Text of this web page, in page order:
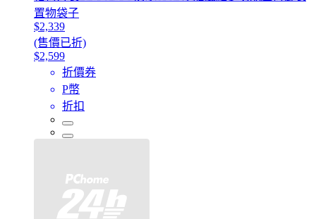
置物袋子
$2,339
(售價已折)
$2,599
折價券
P幣
折扣